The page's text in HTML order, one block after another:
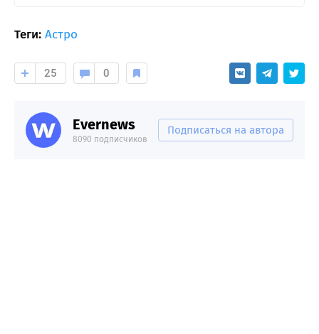
Теги: Астро
25 0
Evernews
8090 подписчиков
Подписаться на автора